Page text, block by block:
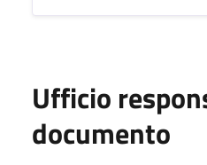
Ufficio
documento